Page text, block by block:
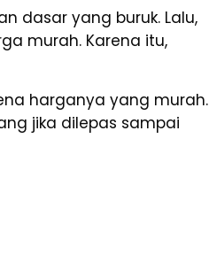
dasar yang buruk. Lalu,
murah. Karena itu,
harganya yang murah.
jika dilepas sampai